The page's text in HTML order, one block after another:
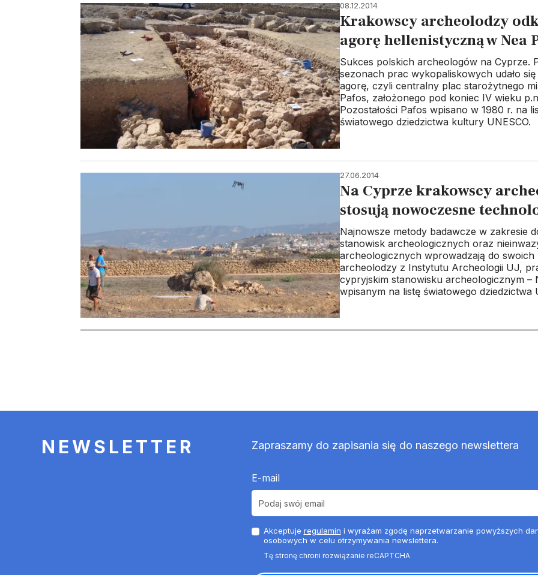
08.12.2014
Krakowscy archeolodzy
agorę hellenistyczną w Nea
Sukces polskich archeologów na Cyprze.
sezonach prac wykopaliskowych udało
agorę, czyli centralny plac starożytnego
Pafos, założonego pod koniec IV wieku
Pozostałości Pafos wpisano w 1980 r. na
światowego dziedzictwa kultury UNESCO.
27.06.2014
Na Cyprze krakowscy
stosują nowoczesne
Najnowsze metody badawcze w zakresie
stanowisk archeologicznych oraz
archeologicznych wprowadzają do swoich
archeolodzy z Instytutu Archeologii UJ,
cypryjskim stanowisku archeologicznym –
wpisanym na listę światowego dziedzictwa
NEWSLETTER Zapraszamy do zapisania się do naszego newslettera
E-mail
Akceptuje regulamin i wyrażam zgodę naprzetwarzanie powyższych
osobowych w celu otrzymywania newslettera.